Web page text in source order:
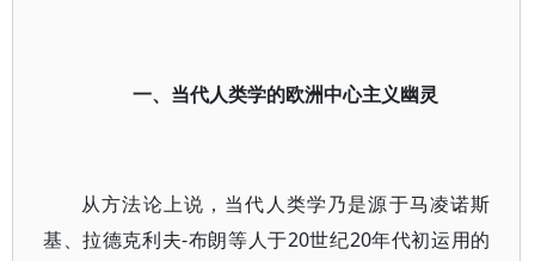
一、当代人类学的欧洲中心主义幽灵
从方法论上说，当代人类学乃是源于马凌诺斯
基、拉德克利夫-布朗等人于20世纪20年代初运用的